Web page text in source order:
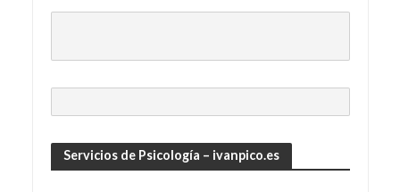
Servicios de Psicología – ivanpico.es